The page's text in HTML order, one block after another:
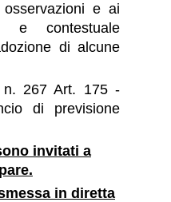
e ai
e contestuale
di alcune
n. 267 Art. 175 -
di previsione
invitati a
in diretta